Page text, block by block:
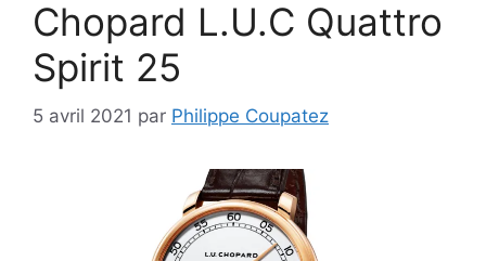
Chopard L.U.C Quattro
Spirit 25
5 avril 2021 par Philippe Coupatez